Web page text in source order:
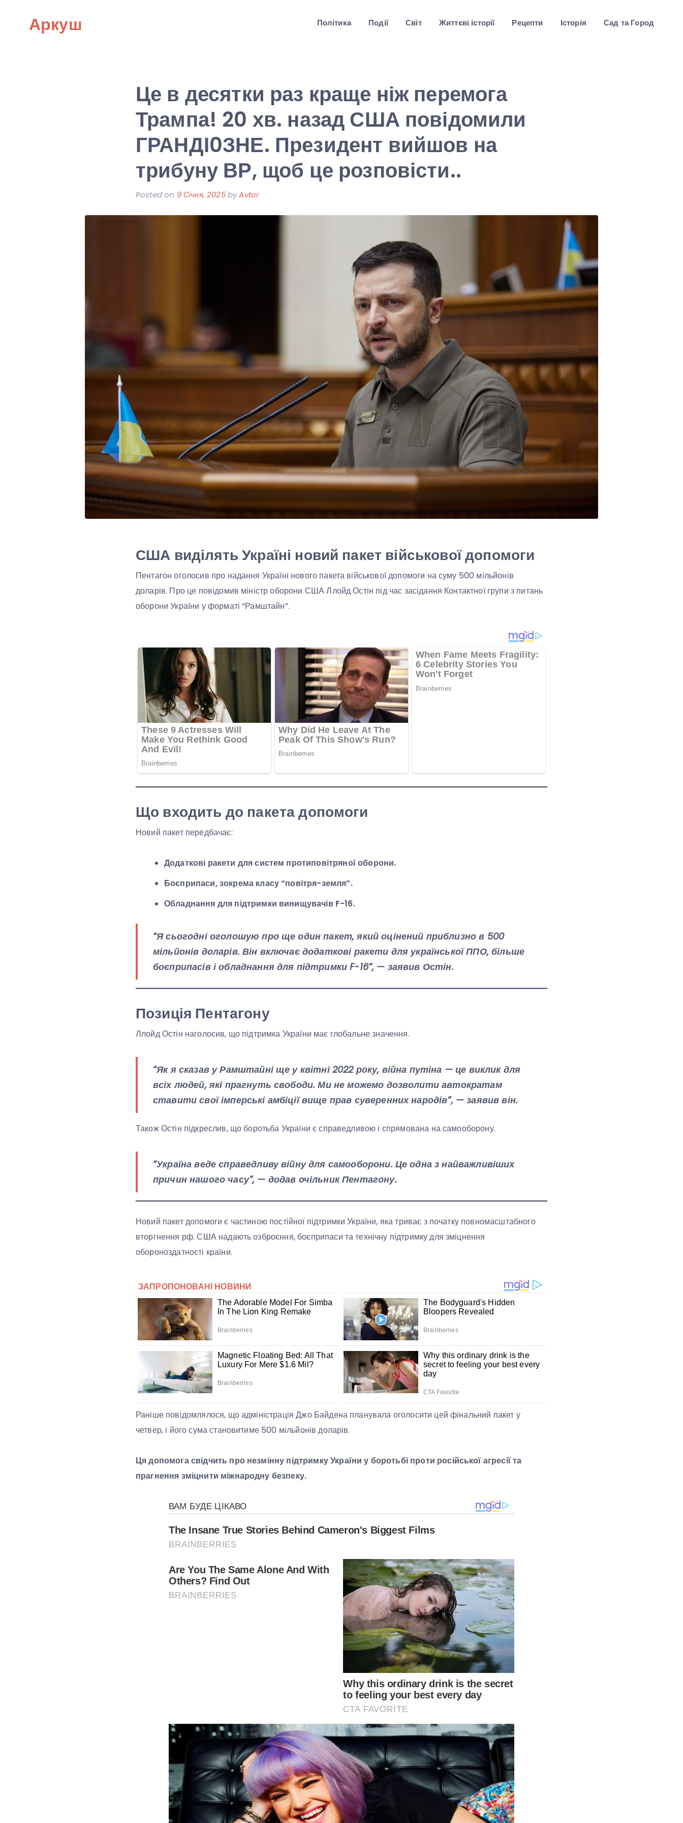
Аркуш Політика Події Світ Життєві історії Рецепти Історія Сад та Город
Це в десятки раз краще ніж перемога
Трампа! 20 хв. назад США повідомили
ГРАНДІ0ЗНЕ. Президент вийшов на
трибуну ВР, щоб це розповісти..
Posted on 9 Січня, 2025byAvtor
США виділять Україні новий пакет військової допомоги
Пентагон оголосив про надання Україні нового пакета військової допомоги на суму 500 мільйонів
доларів. Про це повідомив міністр оборони США Ллойд Остін під час засідання Контактної групи з питань
оборони України у форматі “Рамштайн”.
Що входить до пакета допомоги
Новий пакет передбачає:
Додаткові ракети для систем протиповітряної оборони.
Боєприпаси, зокрема класу “повітря-земля”.
Обладнання для підтримки винищувачів F-16.
“Я сьогодні оголошую про ще один пакет, який оцінений приблизно в 500
мільйонів доларів. Він включає додаткові ракети для української ППО, більше
боєприпасів і обладнання для підтримки F-16”, — заявив Остін.
Позиція Пентагону
Ллойд Остін наголосив, що підтримка України має глобальне значення.
“Як я сказав у Рамштайні ще у квітні 2022 року, війна путіна — це виклик для
всіх людей, які прагнуть свободи. Ми не можемо дозволити автократам
ставити свої імперські амбіції вище прав суверенних народів”, — заявив він.
Також Остін підкреслив, що боротьба України є справедливою і спрямована на самооборону.
“Україна веде справедливу війну для самооборони. Це одна з найважливіших
причин нашого часу”, — додав очільник Пентагону.
Новий пакет допомоги є частиною постійної підтримки України, яка триває з початку повномасштабного
вторгнення рф. США надають озброєння, боєприпаси та технічну підтримку для зміцнення
обороноздатності країни.
Раніше повідомлялося, що адміністрація Джо Байдена планувала оголосити цей фінальний пакет у
четвер, і його сума становитиме 500 мільйонів доларів.
Ця допомога свідчить про незмінну підтримку України у боротьбі проти російської агресії та
прагнення зміцнити міжнародну безпеку.